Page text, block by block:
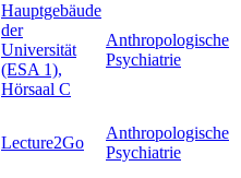
Hauptgebäude
der
Universität
(ESA 1),
Hörsaal C
Anthropologische
Psychiatrie
Lecture2Go
Anthropologische
Psychiatrie